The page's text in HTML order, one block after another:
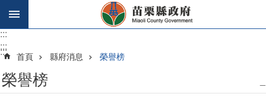
跳到主要內容區塊
:::
:::
::: 首頁 縣府消息 榮譽榜
榮譽榜